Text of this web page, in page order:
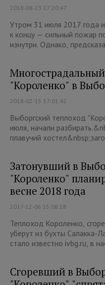
2018-08-23 17:20:47
Утром 31 июля 2017 года
к концу — сильный пожар
изнутри. Однако,
"Короленко" в
2018-02-15 17:01:42
Выборгский теплоход
июля, начали
плавучий
Затонувший в
"Короленко"
весне 2018 года
2017-12-06 15:08:28
Теплоход Короленко,
уберут из бухты Салакка-
стало известно ivbg.ru, в
Сгоревший в